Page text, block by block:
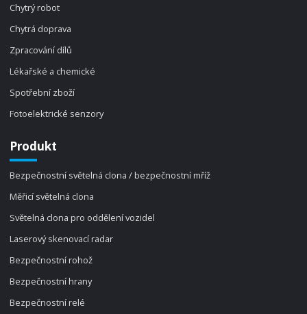
Chytrý robot
Chytrá doprava
Zpracování dílů
Lékařské a chemické
Spotřební zboží
Fotoelektrické senzory
Produkt
Bezpečnostní světelná clona / bezpečnostní mříž
Měřicí světelná clona
Světelná clona pro oddělení vozidel
Laserový skenovací radar
Bezpečnostní rohož
Bezpečnostní hrany
Bezpečnostní relé